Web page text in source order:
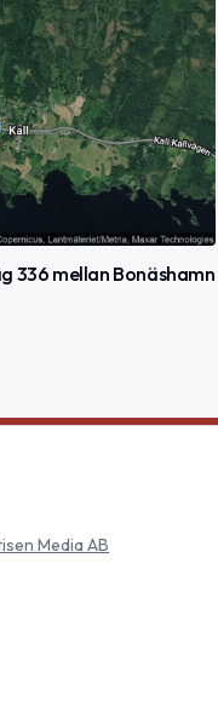
336 mellan Bonäshamn
Media AB